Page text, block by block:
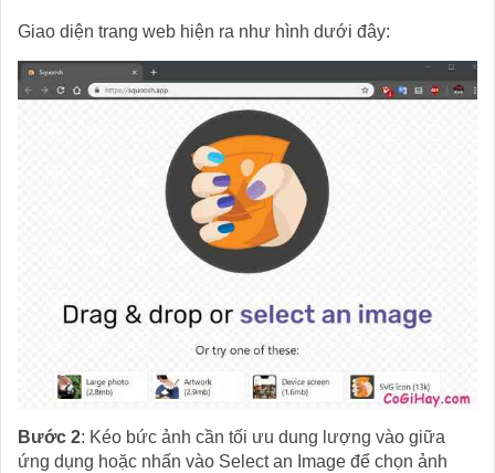
Giao diện trang web hiện ra như hình dưới đây:
Bước 2: Kéo bức ảnh cần tối ưu dung lượng vào giữa
ứng dụng hoặc nhấn vào Select an Image để chọn ảnh